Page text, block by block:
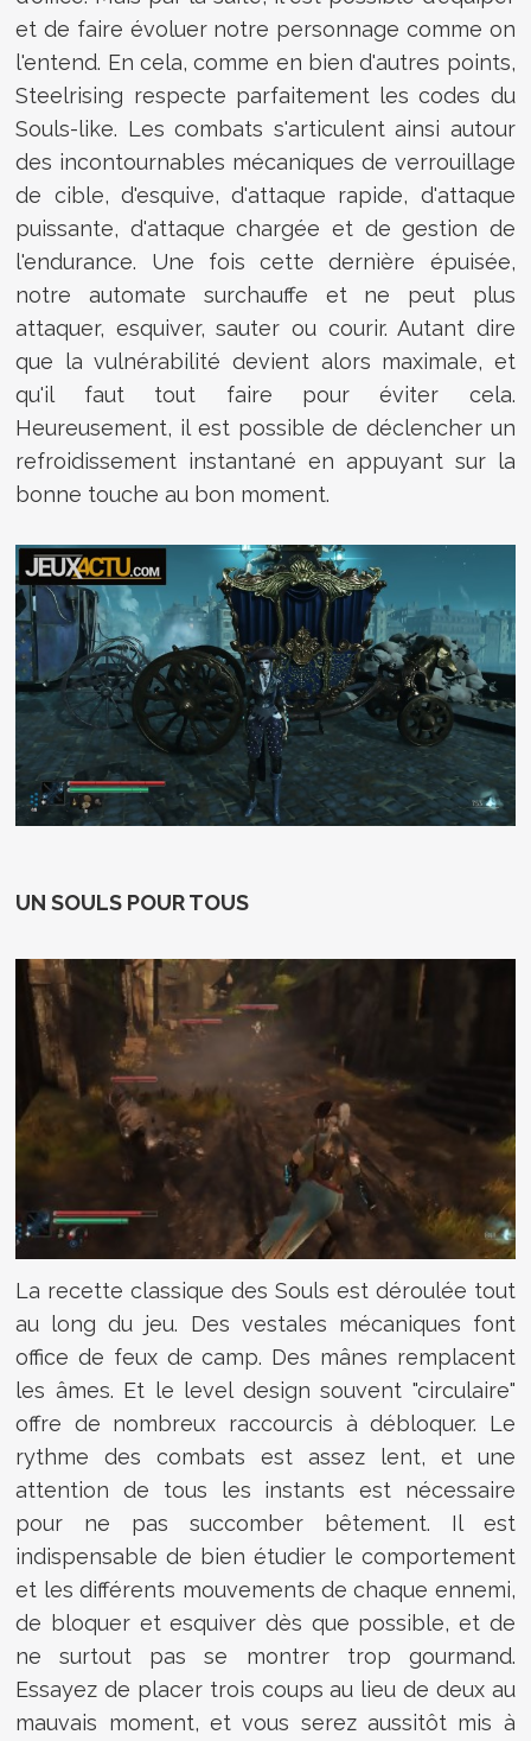
et de faire évoluer notre personnage comme on
l'entend. En cela, comme en bien d'autres points,
Steelrising respecte parfaitement les codes du
Souls-like. Les combats s'articulent ainsi autour
des incontournables mécaniques de verrouillage
de cible, d'esquive, d'attaque rapide, d'attaque
puissante, d'attaque chargée et de gestion de
l'endurance. Une fois cette dernière épuisée,
notre automate surchauffe et ne peut plus
attaquer, esquiver, sauter ou courir. Autant dire
que la vulnérabilité devient alors maximale, et
qu'il faut tout faire pour éviter cela.
Heureusement, il est possible de déclencher un
refroidissement instantané en appuyant sur la
bonne touche au bon moment.
UN SOULS POUR TOUS
La recette classique des Souls est déroulée tout
au long du jeu. Des vestales mécaniques font
office de feux de camp. Des mânes remplacent
les âmes. Et le level design souvent "circulaire"
offre de nombreux raccourcis à débloquer. Le
rythme des combats est assez lent, et une
attention de tous les instants est nécessaire
pour ne pas succomber bêtement. Il est
indispensable de bien étudier le comportement
et les différents mouvements de chaque ennemi,
de bloquer et esquiver dès que possible, et de
ne surtout pas se montrer trop gourmand.
Essayez de placer trois coups au lieu de deux au
mauvais moment, et vous serez aussitôt mis à